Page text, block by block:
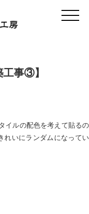
t
o
n
工事③】
イルの配色を考えて貼るの
れいにランダムになってい